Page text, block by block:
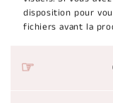
disposition pour
fichiers avant la